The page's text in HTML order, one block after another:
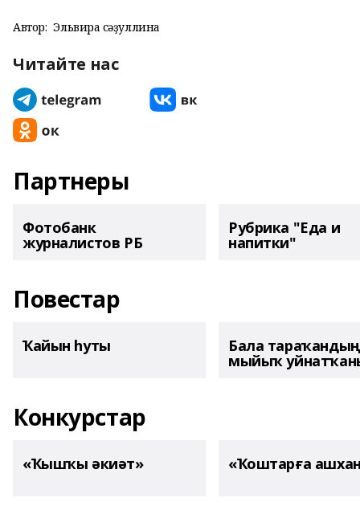
Автор: Эльвира Әсәҙуллина
Читайте нас
Партнеры
Фотобанк
журналистов РБ
Рубрика "Еда и
напитки"
Повестар
Ҡайын һуты Бала тараҡандың
мыйыҡ
Конкурстар
«Ҡышҡы әкиәт» «Ҡоштарға